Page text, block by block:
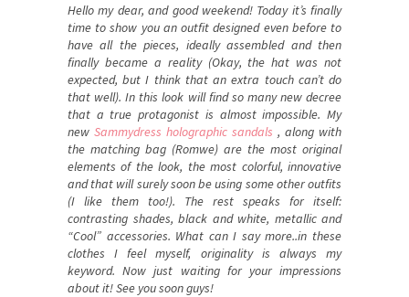
Hello my dear, and good weekend! Today it’s finally
time to show you an outfit designed even before to
have all the pieces, ideally assembled and then
finally became a reality (Okay, the hat was not
expected, but I think that an extra touch can’t do
that well). In this look will find so many new decree
that a true protagonist is almost impossible. My
new Sammydress holographic sandals , along with
the matching bag (Romwe) are the most original
elements of the look, the most colorful, innovative
and that will surely soon be using some other outfits
(I like them too!). The rest speaks for itself:
contrasting shades, black and white, metallic and
“Cool” accessories. What can I say more..in these
clothes I feel myself, originality is always my
keyword. Now just waiting for your impressions
about it! See you soon guys!